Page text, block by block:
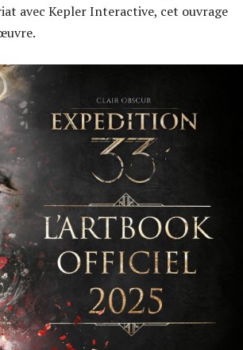
avec Kepler Interactive, cet ouvrage